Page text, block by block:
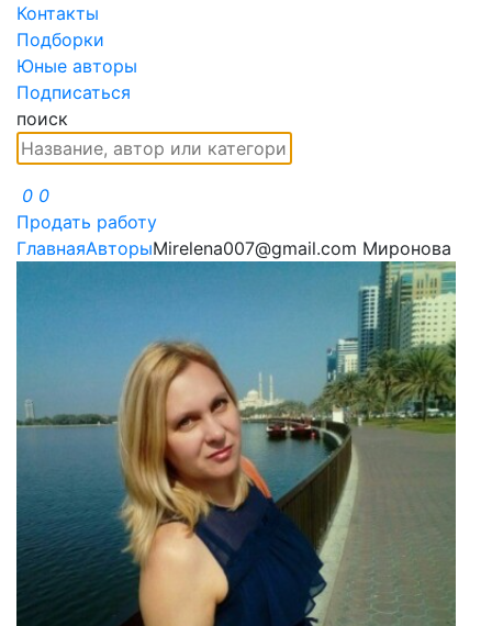
Контакты
Подборки
Юные авторы
Подписаться
поиск
0 0
Продать работу
ГлавнаяАвторыMirelena007@gmail.com Миронова